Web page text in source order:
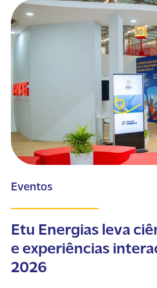
Eventos
Etu Energias leva
e experiências
2026